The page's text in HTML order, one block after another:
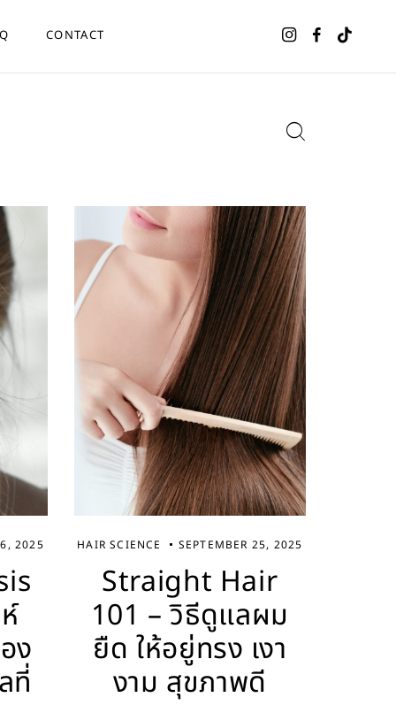
CONTACT
2025
ง
ที่
HAIR SCIENCE SEPTEMBER 25, 2025
Straight Hair
101 – วิธีดูแลผม
ยืด ให้อยู่ทรง เงา
งาม สุขภาพดี